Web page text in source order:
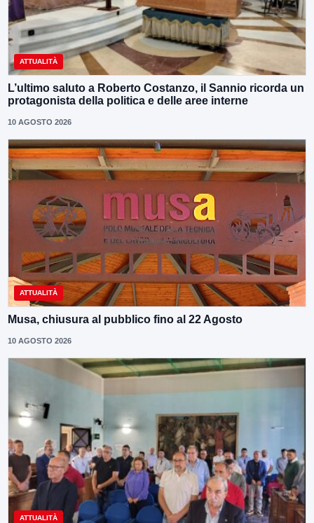
ATTUALITÀ
L’ultimo saluto a Roberto Costanzo, il Sannio ricorda un
protagonista della politica e delle aree interne
10 AGOSTO 2026
ATTUALITÀ
Musa, chiusura al pubblico fino al 22 Agosto
10 AGOSTO 2026
ATTUALITÀ